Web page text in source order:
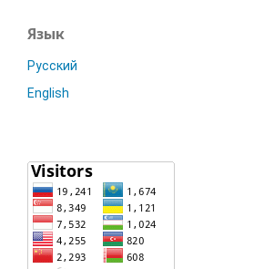
Язык
Русский
English